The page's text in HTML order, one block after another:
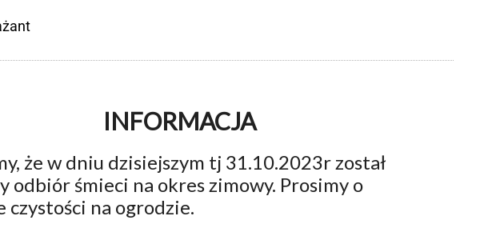
INFORMACJA
że w dniu dzisiejszym tj 31.10.2023r został
odbiór śmieci na okres zimowy. Prosimy o
czystości na ogrodzie.